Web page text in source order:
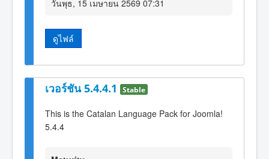
วันพุธ, 15 เมษายน 2569 07:31
ดูไฟล์
เวอร์ชัน 5.4.4.1 Stable
This is the Catalan Language Pack for Joomla!
5.4.4